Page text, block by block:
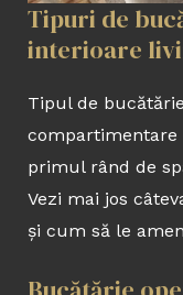
Tipuri de
interioare
Tipul de
compartimentare
primul rând de
Vezi mai jos
și cum să le